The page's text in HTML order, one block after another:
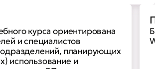
курса ориентирована
и специалистов
планирующих
использование и